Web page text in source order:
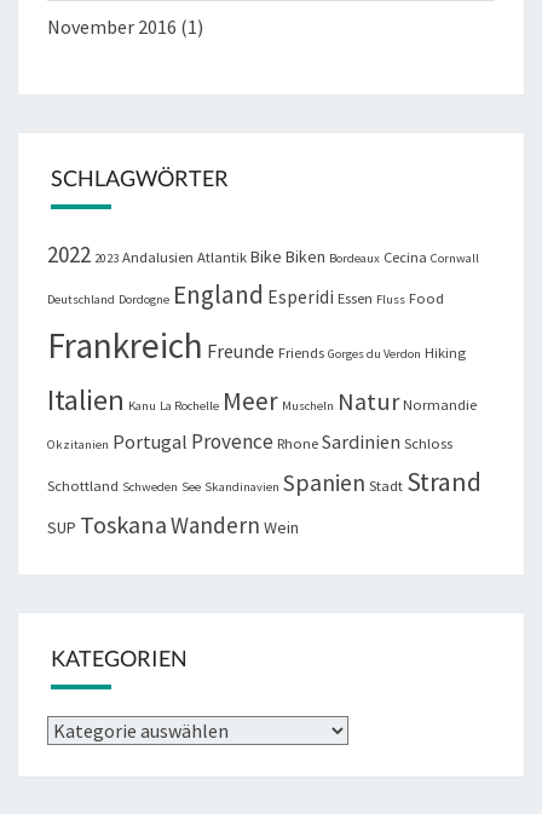
November 2016 (1)
SCHLAGWÖRTER
2022 2023 Andalusien Atlantik Bike Biken Bordeaux Cecina Cornwall
Deutschland Dordogne England Esperidi Essen Fluss Food
Frankreich Freunde Friends Gorges du Verdon Hiking
Italien Kanu La Rochelle Meer Muscheln Natur Normandie
Okzitanien Portugal Provence Rhone Sardinien Schloss
Schottland Schweden See Skandinavien Spanien Stadt Strand
SUP ToskanaWandern Wein
KATEGORIEN
Kategorien